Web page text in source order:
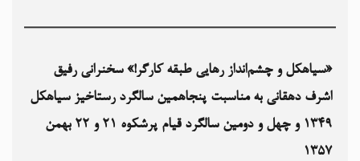
«سیاهکل و چشم‌انداز رهایی طبقه کارگر!» سخنرانی رفیق
اشرف دهقانی به مناسبت پنجاهمین سالگرد رستاخیز سیاهکل
۱۳۴۹‏ و چهل و دومین سالگرد قیام پرشکوه ۲۱ و ۲۲ بهمن
۱۳۵۷